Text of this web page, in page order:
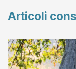
Articoli